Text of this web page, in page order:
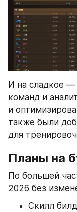
И на сладкое —
команд и
и
также были
для
Планы на
По большей
2026 без
Скилл